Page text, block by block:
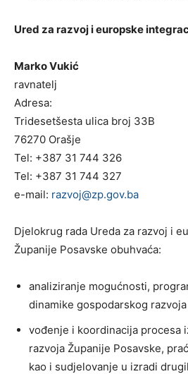
Ured za razvoj i europske
Marko Vukić
ravnatelj
Adresa:
Tridesetšesta ulica broj 33B
76270 Orašje
Tel: +387 31 744 326
Tel: +387 31 744 327
e-mail: razvoj@zp.gov.ba
Djelokrug rada Ureda za razvoj i
Županije Posavske obuhvaća:
analiziranje mogućnosti,
dinamike gospodarskog
vođenje i koordinacija procesa
razvoja Županije Posavske,
kao i sudjelovanje u izradi